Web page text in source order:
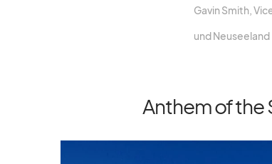
Ga­vin Smith,
und Neu­see­land
Anthem of the